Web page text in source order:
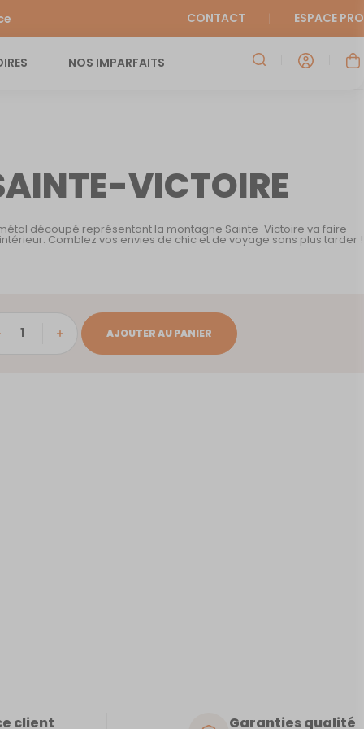
CONTACT ESPACE PRO
NOS IMPARFAITS
VICTOIRE
découpé représentant la montagne Sainte-Victoire va faire
Comblez vos envies de chic et de voyage sans plus tarder !
AJOUTER AU PANIER
client Garanties qualité